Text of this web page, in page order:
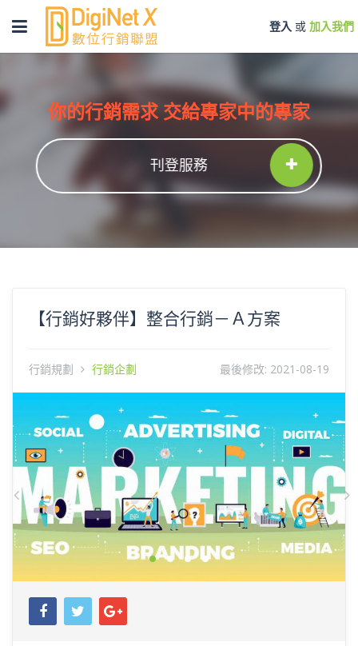
Toggle
navigation
登入 或 加入我們
你的行銷需求 交給專家中的專家
刊登服務
【行銷好夥伴】整合行銷－Ａ方案
行銷規劃 行銷企劃 最後修改: 2021-08-19
一
頁